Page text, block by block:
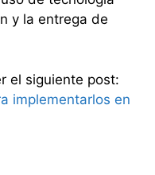
y la entrega de
el siguiente post:
implementarlos en